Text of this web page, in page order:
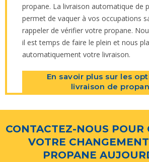
propane. La livraison automatique de
permet de vaquer à vos occupations
rappeler de vérifier votre propane.
il est temps de faire le plein et nous
automatiquement votre livraison.
En savoir plus sur les
livraison de
CONTACTEZ-NOUS POUR
VOTRE
PROPANE